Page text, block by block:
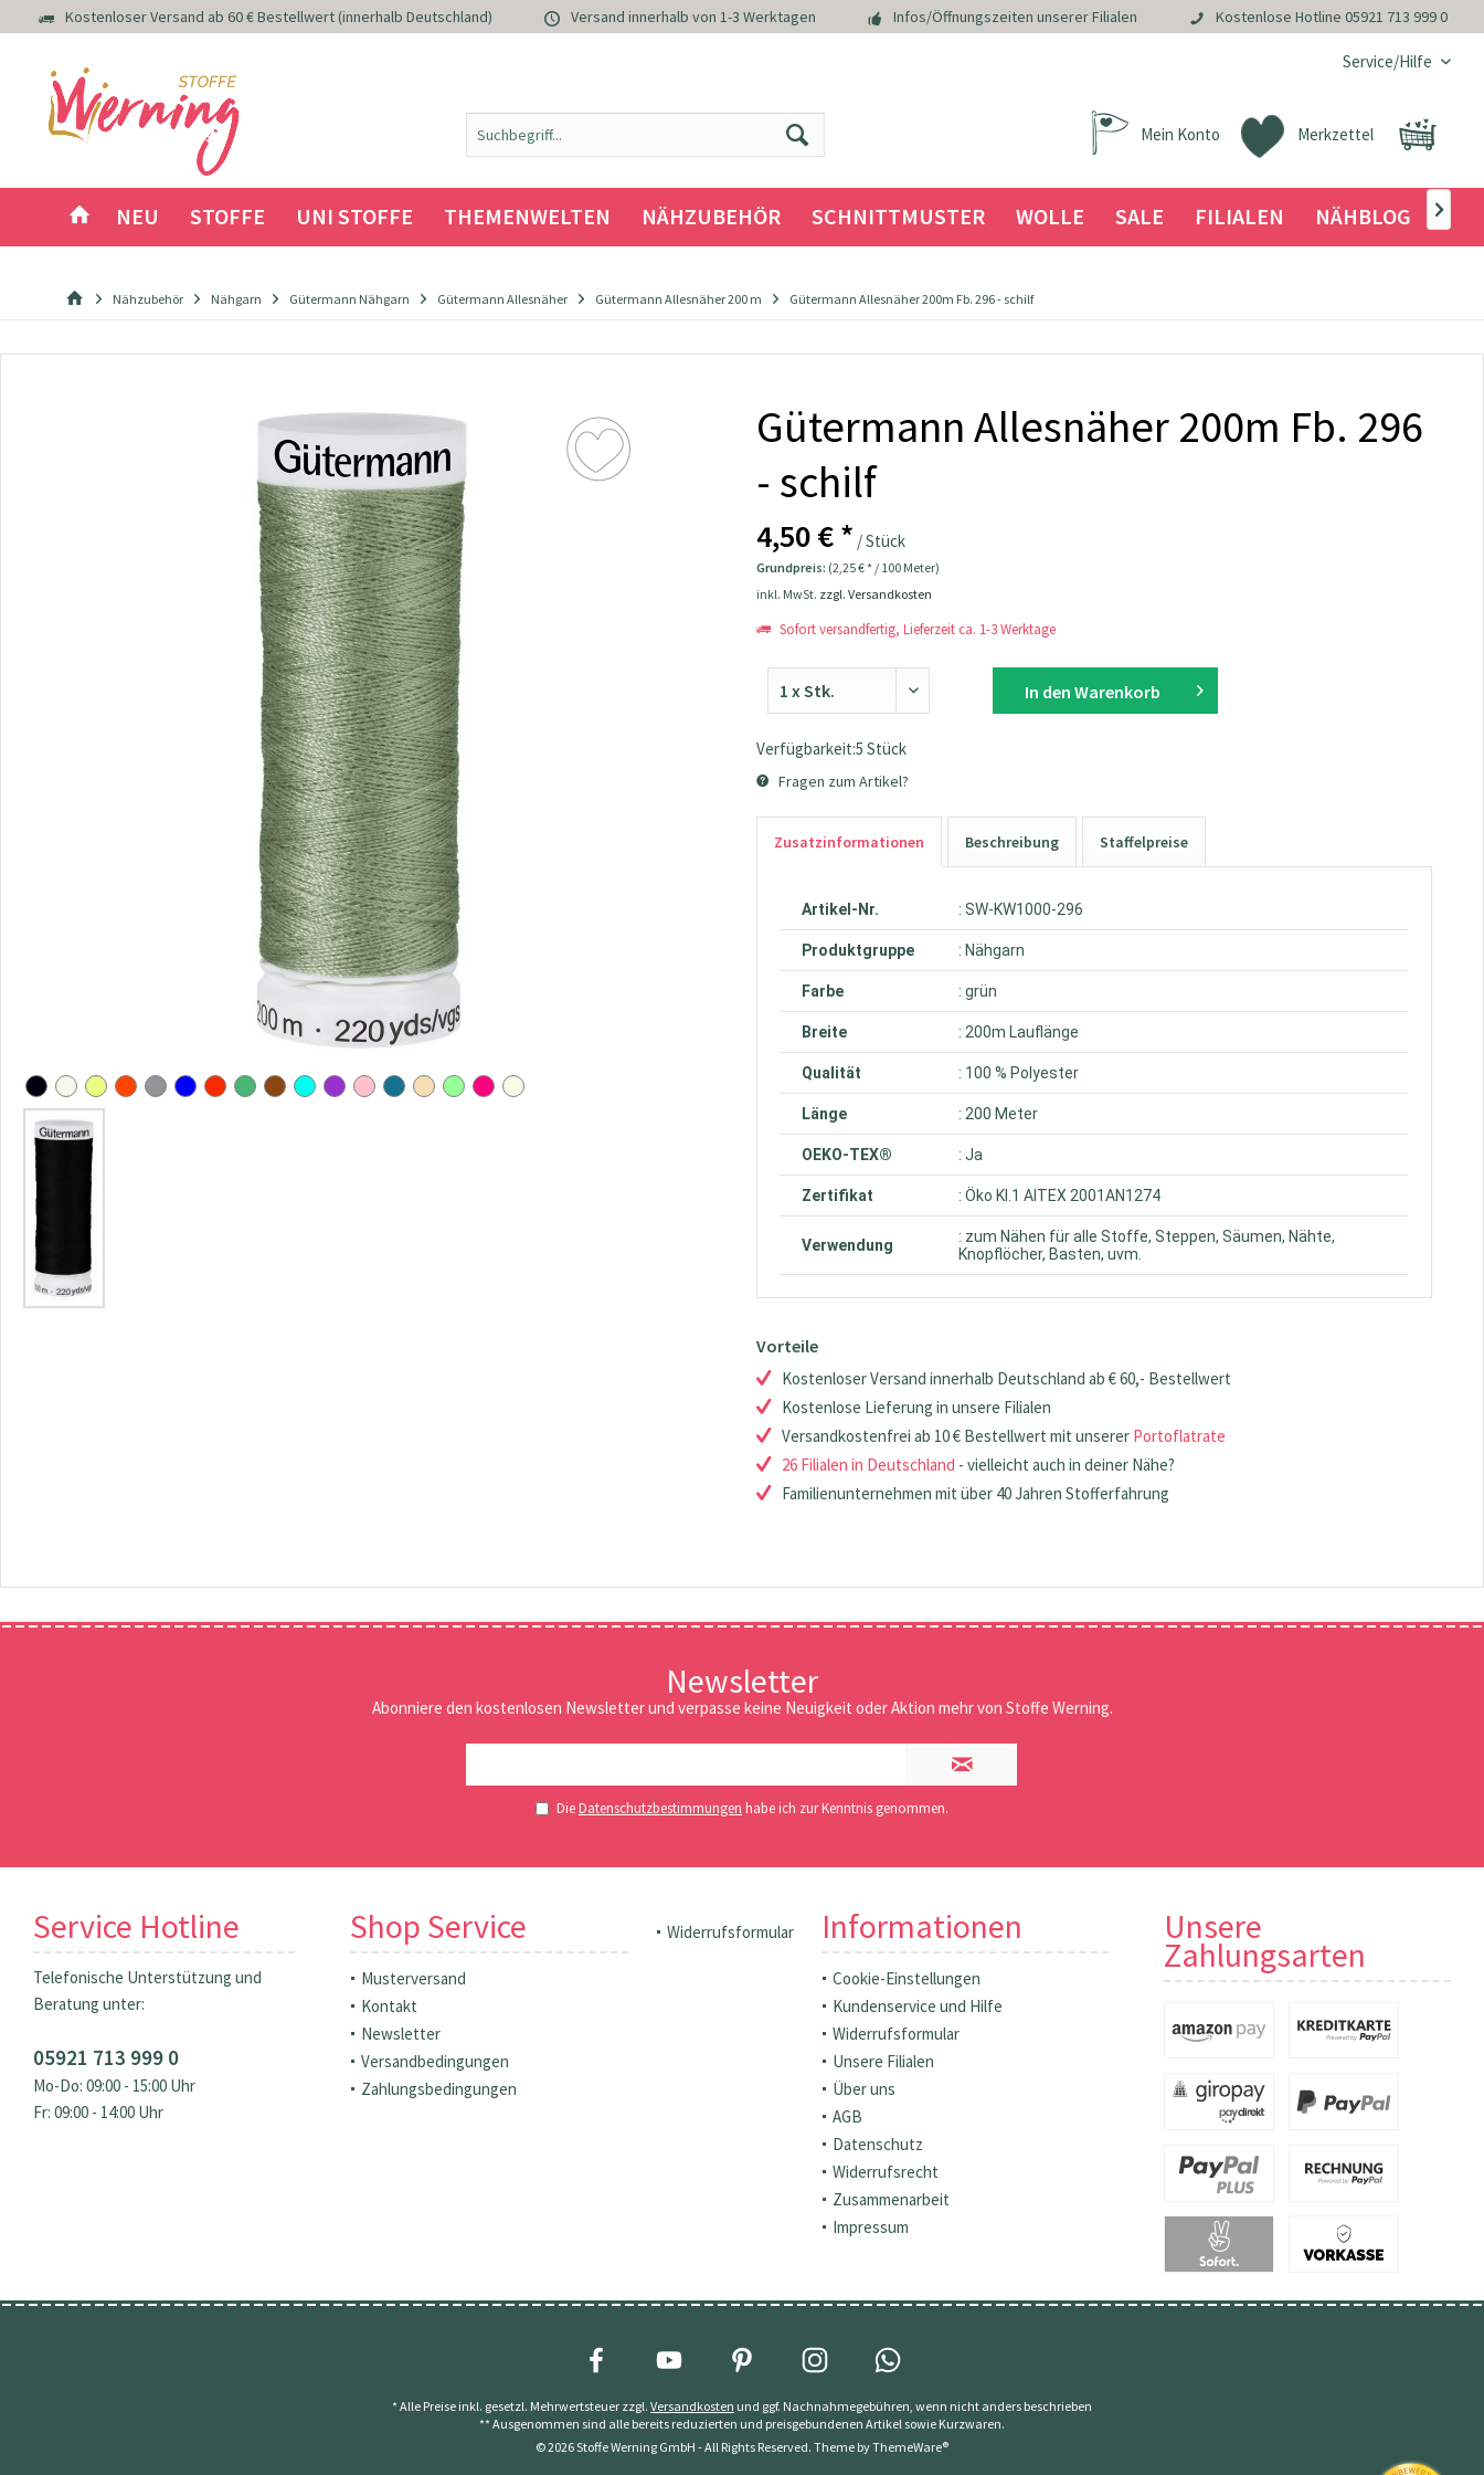
Kostenloser Versand ab 60 € Bestellwert (innerhalb Deutschland) Versand innerhalb von 1-3 Werktagen Infos/Öffnungszeiten unserer Filialen Kostenlose Hotline 05921 713 999 0
Service/Hilfe
Merkzettel
Mein Konto
NEU STOFFE UNI STOFFE THEMENWELTEN NÄHZUBEHÖR SCHNITTMUSTER WOLLE SALE FILIALEN NÄHBLOG 
Nähzubehör Nähgarn Gütermann Nähgarn Gütermann Allesnäher Gütermann Allesnäher 200 m Gütermann Allesnäher 200m Fb. 296 - schilf
Gütermann Allesnäher 200m Fb. 296
- schilf
4,50 € * / Stück
Grundpreis: (2,25 € * / 100 Meter)
inkl. MwSt. zzgl. Versandkosten
Sofort versandfertig, Lieferzeit ca. 1-3 Werktage
In den Warenkorb
Verfügbarkeit:5 Stück
Fragen zum Artikel?
Zusatzinformationen Beschreibung Staffelpreise
Artikel-Nr. : SW-KW1000-296
Produktgruppe : Nähgarn
Farbe : grün
Breite : 200m Lauflänge
Qualität : 100 % Polyester
Länge : 200 Meter
OEKO-TEX® : Ja
Zertifikat : Öko Kl.1 AITEX 2001AN1274
Verwendung
: zum Nähen für alle Stoffe, Steppen, Säumen, Nähte,
Knopflöcher, Basten, uvm.
Vorteile
Kostenloser Versand innerhalb Deutschland ab € 60,- Bestellwert
Kostenlose Lieferung in unsere Filialen
Versandkostenfrei ab 10 € Bestellwert mit unserer Portoflatrate
26 Filialen in Deutschland - vielleicht auch in deiner Nähe?
Familienunternehmen mit über 40 Jahren Stofferfahrung
Newsletter
Abonniere den kostenlosen Newsletter und verpasse keine Neuigkeit oder Aktion mehr von Stoffe Werning.
DieDatenschutzbestimmungen habe ich zur Kenntnis genommen.
Service Hotline
Telefonische Unterstützung und
Beratung unter:
05921 713 999 0
Mo-Do: 09:00 - 15:00 Uhr
Fr: 09:00 - 14:00 Uhr
Shop Service
Musterversand
Kontakt
Newsletter
Versandbedingungen
Zahlungsbedingungen
Widerrufsformular Informationen
Cookie-Einstellungen
Kundenservice und Hilfe
Widerrufsformular
Unsere Filialen
Über uns
AGB
Datenschutz
Widerrufsrecht
Zusammenarbeit
Impressum
Unsere
Zahlungsarten
* Alle Preise inkl. gesetzl. Mehrwertsteuer zzgl. Versandkosten und ggf. Nachnahmegebühren, wenn nicht anders beschrieben
** Ausgenommen sind alle bereits reduzierten und preisgebundenen Artikel sowie Kurzwaren.
© 2026 Stoffe Werning GmbH - All Rights Reserved. Theme byThemeWare®